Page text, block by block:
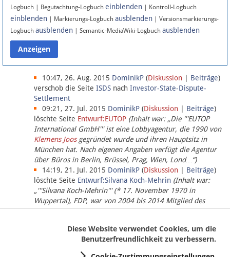
Anmelden
Datenschutz
Über Lobbypedia
Impressum
Logbuch | Begutachtung-Logbuch einblenden | Kontroll-Logbuch
einblenden | Markierungs-Logbuch ausblenden | Versionsmarkierungs-
Logbuch ausblenden | Semantic-MediaWiki-Logbuch ausblenden
10:47, 26. Aug. 2015 DominikP (Diskussion Beiträge)
verschob die Seite ISDS nach Investor-State-Dispute-
Settlement
09:21, 27. Jul. 2015 DominikP (Diskussion Beiträge)
löschte Seite Entwurf:EUTOP (Inhalt war: „Die '''EUTOP
International GmbH''' ist eine Lobbyagentur, die 1990 von
Klemens Joosgegründet wurde und ihren Hauptsitz in
München hat. Nach eigenen Angaben verfügt die Agentur
über Büros in Berlin, Brüssel, Prag, Wien, Lond…“)
14:19, 21. Jul. 2015 DominikP (Diskussion Beiträge)
löschte Seite Entwurf:Silvana Koch-Mehrin (Inhalt war:
„'''Silvana Koch-Mehrin''' (* 17. November 1970 in
Wuppertal), FDP, war von 2004 bis 2014 Mitglied des
Europäischen Parlaments, seit November 2014 ist sie für
Diese Website verwendet Cookies, um die
Benutzerfreundlichkeit zu verbessern.